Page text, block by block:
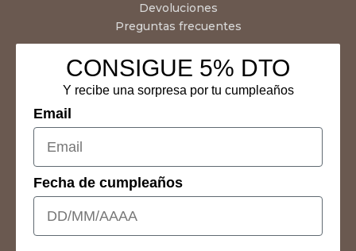
Devoluciones
Preguntas frecuentes
CONSIGUE 5% DTO
Y recibe una sorpresa por tu cumpleaños
Email
Fecha de cumpleaños